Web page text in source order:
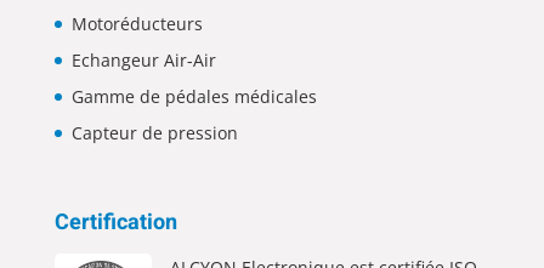
Motoréducteurs
Echangeur Air-Air
Gamme de pédales médicales
Capteur de pression
Certification